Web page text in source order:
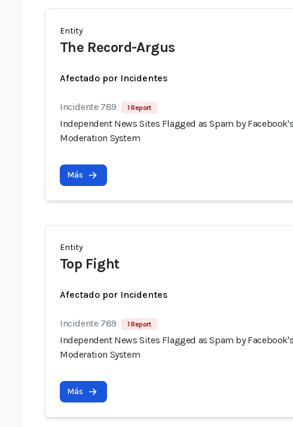
Entity
The Record-Argus
Afectado por Incidentes
Incidente 789 1 Report
Independent News Sites Flagged as Spam by
Moderation System
Más
Entity
Top Fight
Afectado por Incidentes
Incidente 789 1 Report
Independent News Sites Flagged as Spam by
Moderation System
Más